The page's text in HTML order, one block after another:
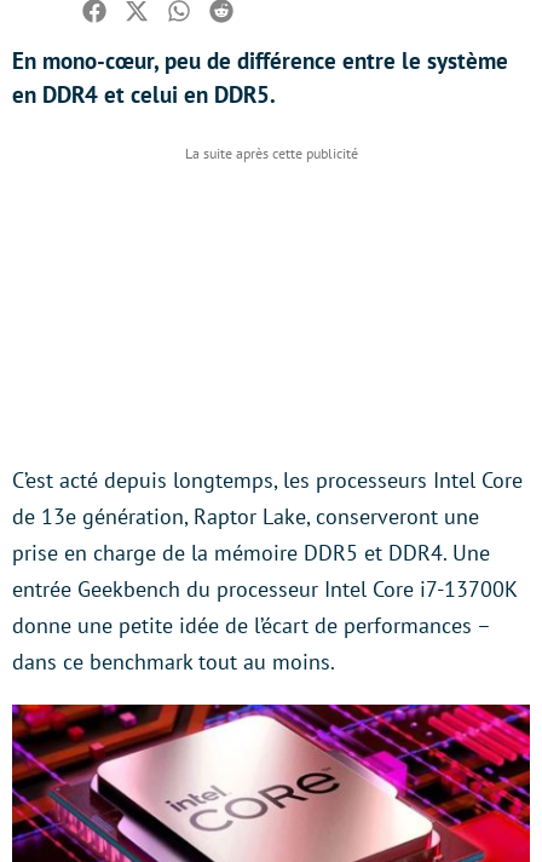
Facebook
TwitterWhatsapp
Reddit
En mono-cœur, peu de différence entre le système
en DDR4 et celui en DDR5.
C’est acté depuis longtemps, les processeurs Intel Core
de 13e génération, Raptor Lake, conserveront une
prise en charge de la mémoire DDR5 et DDR4. Une
entrée Geekbench du processeur Intel Core i7-13700K
donne une petite idée de l’écart de performances –
dans ce benchmark tout au moins.